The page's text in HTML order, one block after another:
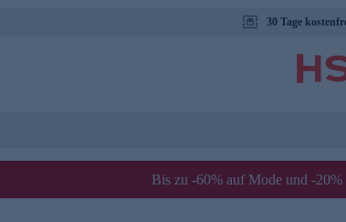
30 Tage
Bis zu -60% auf Mode und -20%